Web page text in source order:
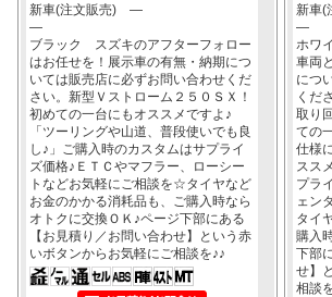
新車(注文販売) ―
―
ブラック スズキのアフターフォロー
はお任せを！展示車の有無・納期につ
いては販売店に必ずお問い合わせくだ
さい。新型Ｖストローム２５０ＳＸ！
初めての一台にもオススメですよ♪
「ツーリングや山道、普段使いでも良
し♪」ご購入時のカスタムはサプライ
ズ価格♪ＥＴＣやマフラー、ローシー
トなどお気軽にご相談を☆タイヤなど
お金のかかる消耗品も、ご購入時なら
オトクに交換ＯＫ♪ページ下部にある
【お見積り／お問い合わせ】という赤
いボタンからお気軽にご相談を♪♪
新車
―
ホワ
車両
につ
くだ
取り
ての
仕様
スス
プラ
ェン
タイ
購入
下部
せ】
相談